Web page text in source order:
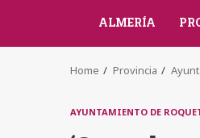
ALMERÍA
Home Provincia
AYUNTAMIENTO DE